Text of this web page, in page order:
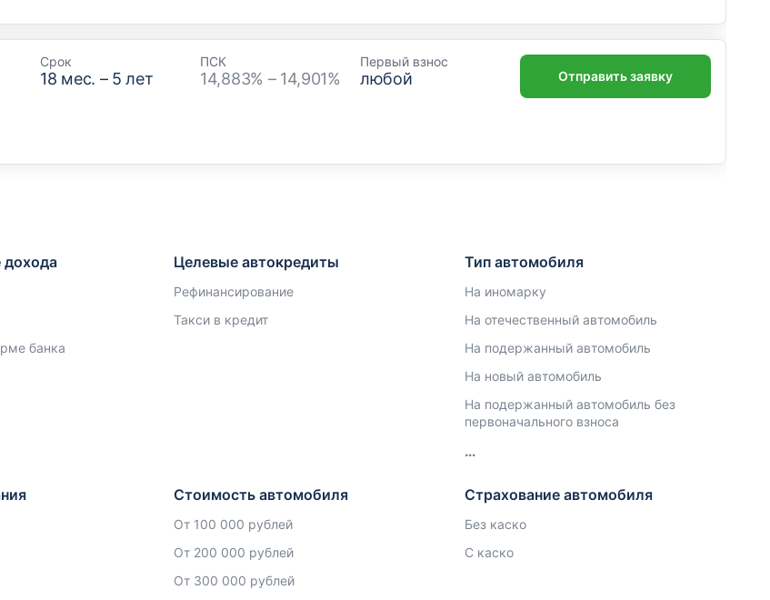
Срок
18 мес. – 5 лет
ПСК
14,883% – 14,901%
Первый взнос
любой Отправить заявку
банка
Целевые автокредиты
Рефинансирование
Такси в кредит
Тип автомобиля
На иномарку
На отечественный автомобиль
На подержанный автомобиль
На новый автомобиль
На подержанный автомобиль без
первоначального взноса
Стоимость автомобиля
От 100 000 рублей
От 200 000 рублей
От 300 000 рублей
Страхование автомобиля
Без каско
С каско